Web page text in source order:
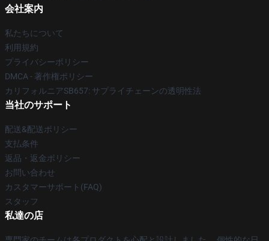
会社案内
私たちについて
利用規約
プライバシーポリシー
DMCA - 著作権ポリシー
カリフォルニアSB657: サプライチェーンの透明性法
当社のサポート
配送&配送ポリシー
支払条件
返品・返金ポリシー
お問い合わせ
カスタマーサポート(FAQ)
スタッフ
私達の店